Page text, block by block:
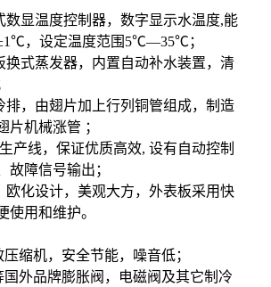
数显温度控制器，数字显示水温度,能
℃，设定温度范围5℃—35℃；
换式蒸发器，内置自动补水装置，清
排，由翅片加上行列铜管组成，制造
片机械涨管 ；
产线，保证优质高效, 设有自动控制
故障信号输出 ；
欧化设计，美观大方，外表板采用快
使用和维护。
缩机，安全节能，噪音低；
国外品牌膨胀阀，电磁阀及其它制冷